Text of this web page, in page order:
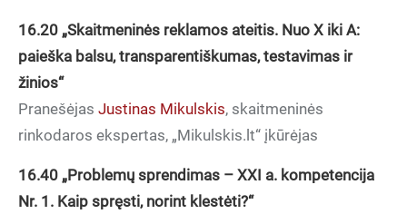
16.20 „Skaitmeninės reklamos ateitis. Nuo X iki A:
paieška balsu, transparentiškumas, testavimas ir
žinios“
Pranešėjas Justinas Mikulskis, skaitmeninės
rinkodaros ekspertas, „Mikulskis.lt“ įkūrėjas
16.40 „Problemų sprendimas – XXI a. kompetencija
Nr. 1. Kaip spręsti, norint klestėti?“